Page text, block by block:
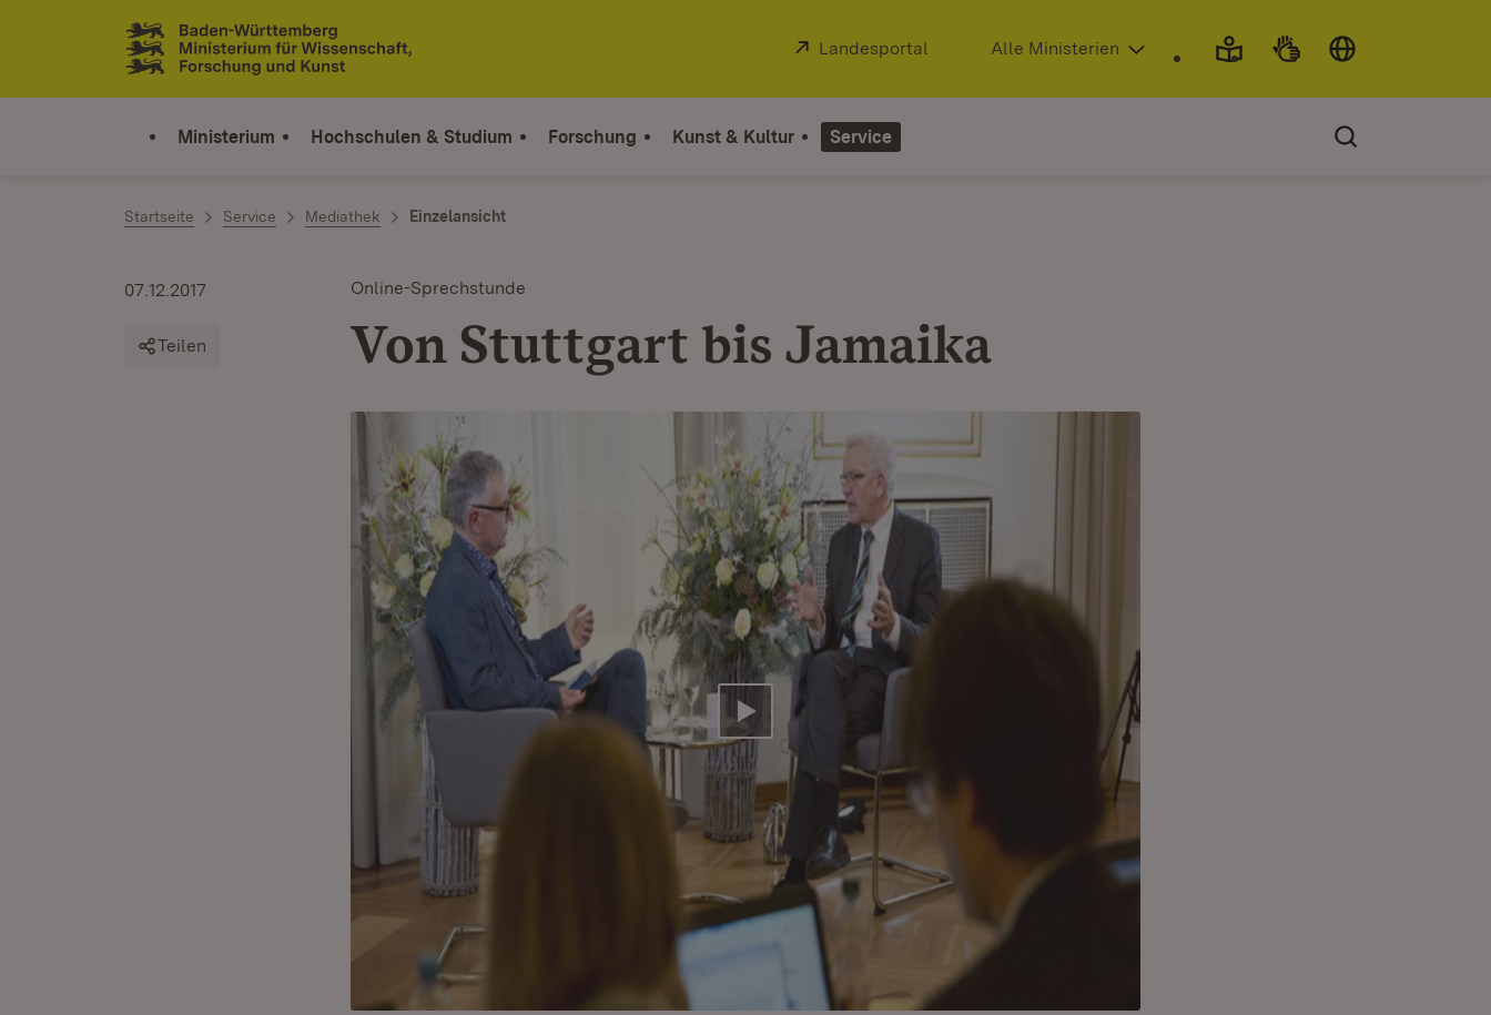
Zum Inhalt springen
Link zur Startseite
Extern:
Landesportal (Öffnet in neuem Fenster)
Alle Ministerien
Ministerium Hochschulen & Studium Forschung Kunst & Kultur Service
Startseite Service Mediathek Einzelansicht
Online-Sprechstunde
Von Stuttgart bis Jamaika
07.12.2017
Teilen
Video abspielen